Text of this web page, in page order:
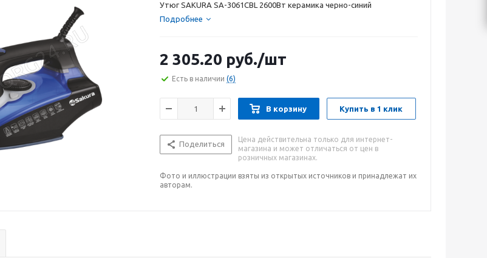
Утюг SAKURA SA-3061CBL 2600Вт керамика черно-синий
Подробнее
2 305.20 руб./шт
Есть в наличии (6)
В корзину Купить в 1 клик
Поделиться
Цена действительна только для интернет-
магазина и может отличаться от цен в
розничных магазинах.
Фото и иллюстрации взяты из открытых источников и принадлежат их
авторам.